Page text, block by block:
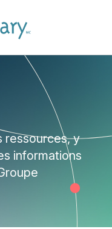
ressources, y
informations